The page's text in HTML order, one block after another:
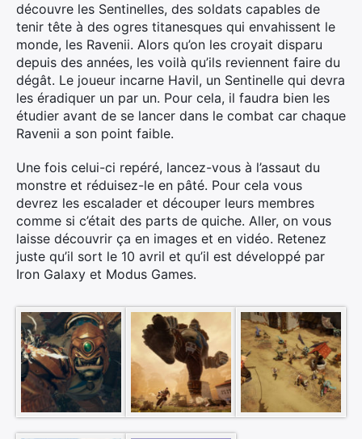
découvre les Sentinelles, des soldats capables de
tenir tête à des ogres titanesques qui envahissent le
monde, les Ravenii. Alors qu’on les croyait disparu
depuis des années, les voilà qu’ils reviennent faire du
dégât. Le joueur incarne Havil, un Sentinelle qui devra
les éradiquer un par un. Pour cela, il faudra bien les
étudier avant de se lancer dans le combat car chaque
Ravenii a son point faible.
Une fois celui-ci repéré, lancez-vous à l’assaut du
monstre et réduisez-le en pâté. Pour cela vous
devrez les escalader et découper leurs membres
comme si c’était des parts de quiche. Aller, on vous
laisse découvrir ça en images et en vidéo. Retenez
juste qu’il sort le 10 avril et qu’il est développé par
Iron Galaxy et Modus Games.